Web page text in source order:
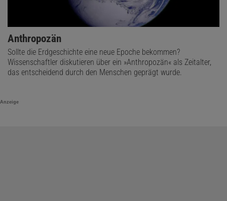
Anthropozän
Sollte die Erdgeschichte eine neue Epoche bekommen?
Wissenschaftler diskutieren über ein »Anthropozän« als Zeitalter,
das entscheidend durch den Menschen geprägt wurde.
Anzeige